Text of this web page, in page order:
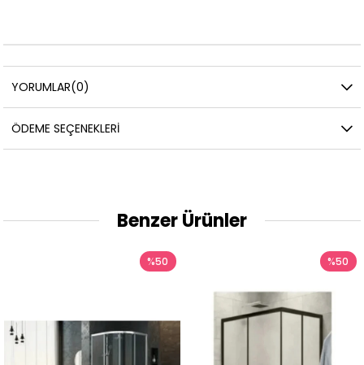
YORUMLAR(0)
ÖDEME SEÇENEKLERI
Benzer Ürünler
%50 %50